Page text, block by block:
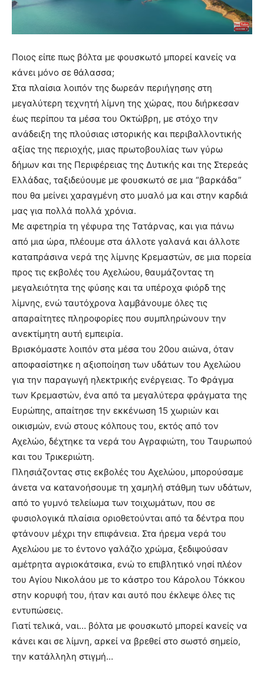
Ποιος είπε πως βόλτα με φουσκωτό μπορεί κανείς να
κάνει μόνο σε θάλασσα;
Στα πλαίσια λοιπόν της δωρεάν περιήγησης στη
μεγαλύτερη τεχνητή λίμνη της χώρας, που διήρκεσαν
έως περίπου τα μέσα του Οκτώβρη, με στόχο την
ανάδειξη της πλούσιας ιστορικής και περιβαλλοντικής
αξίας της περιοχής, μιας πρωτοβουλίας των γύρω
δήμων και της Περιφέρειας της Δυτικής και της Στερεάς
Ελλάδας, ταξιδεύουμε με φουσκωτό σε μια “βαρκάδα”
που θα μείνει χαραγμένη στο μυαλό μα και στην καρδιά
μας για πολλά πολλά χρόνια.
Με αφετηρία τη γέφυρα της Τατάρνας, και για πάνω
από μια ώρα, πλέουμε στα άλλοτε γαλανά και άλλοτε
καταπράσινα νερά της λίμνης Κρεμαστών, σε μια πορεία
προς τις εκβολές του Αχελώου, θαυμάζοντας τη
μεγαλειότητα της φύσης και τα υπέροχα φιόρδ της
λίμνης, ενώ ταυτόχρονα λαμβάνουμε όλες τις
απαραίτητες πληροφορίες που συμπληρώνουν την
ανεκτίμητη αυτή εμπειρία.
Βρισκόμαστε λοιπόν στα μέσα του 20ου αιώνα, όταν
αποφασίστηκε η αξιοποίηση των υδάτων του Αχελώου
για την παραγωγή ηλεκτρικής ενέργειας. Το Φράγμα
των Κρεμαστών, ένα από τα μεγαλύτερα φράγματα της
Ευρώπης, απαίτησε την εκκένωση 15 χωριών και
οικισμών, ενώ στους κόλπους του, εκτός από τον
Αχελώο, δέχτηκε τα νερά του Αγραφιώτη, του Ταυρωπού
και του Τρικεριώτη.
Πλησιάζοντας στις εκβολές του Αχελώου, μπορούσαμε
άνετα να κατανοήσουμε τη χαμηλή στάθμη των υδάτων,
από το γυμνό τελείωμα των τοιχωμάτων, που σε
φυσιολογικά πλαίσια οριοθετούνται από τα δέντρα που
φτάνουν μέχρι την επιφάνεια. Στα ήρεμα νερά του
Αχελώου με το έντονο γαλάζιο χρώμα, ξεδιψούσαν
αμέτρητα αγριοκάτσικα, ενώ το επιβλητικό νησί πλέον
του Αγίου Νικολάου με το κάστρο του Κάρολου Τόκκου
στην κορυφή του, ήταν και αυτό που έκλεψε όλες τις
εντυπώσεις.
Γιατί τελικά, ναι… βόλτα με φουσκωτό μπορεί κανείς να
κάνει και σε λίμνη, αρκεί να βρεθεί στο σωστό σημείο,
την κατάλληλη στιγμή…